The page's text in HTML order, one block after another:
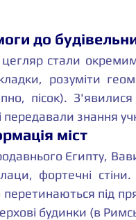
до
стали
розуміти
пісок). З'явилися
передавали знання
міст
Єгипту,
фортечні
перетинаються під
будинки (в